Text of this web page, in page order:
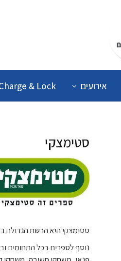
אירועים & Lock
סטימצקי
סטימצקי היא הרשת הגדולה
נוסף לספרים בכל התחומים